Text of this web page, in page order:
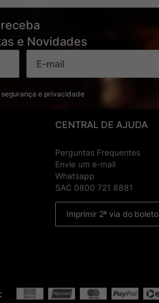
e Novidades
e privacidade
CENTRAL DE AJUDA
Perguntas Frequentes
Envie um e-mail
Whatsapp
SAC 0800 721 8881
Imprimir 2ª via do boleto